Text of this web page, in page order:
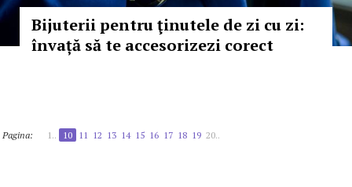
Bijuterii pentru ţinutele de zi cu zi:
învață să te accesorizezi corect
Pagina: 1.. 10 11 12 13 14 15 16 17 18 19 20..